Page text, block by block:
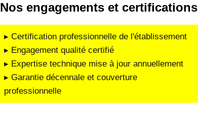
Nos engagements et certifications
▸ Certification professionnelle de l'établissement
▸ Engagement qualité certifié
▸ Expertise technique mise à jour annuellement
▸ Garantie décennale et couverture
professionnelle